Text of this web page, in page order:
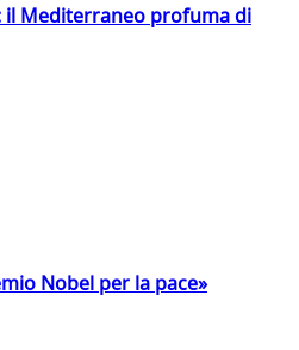
Mediterraneo profuma di
Nobel per la pace»